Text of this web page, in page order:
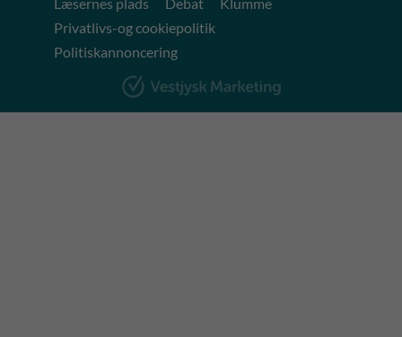
Privatlivs-og cookiepolitik
Politiskannoncering